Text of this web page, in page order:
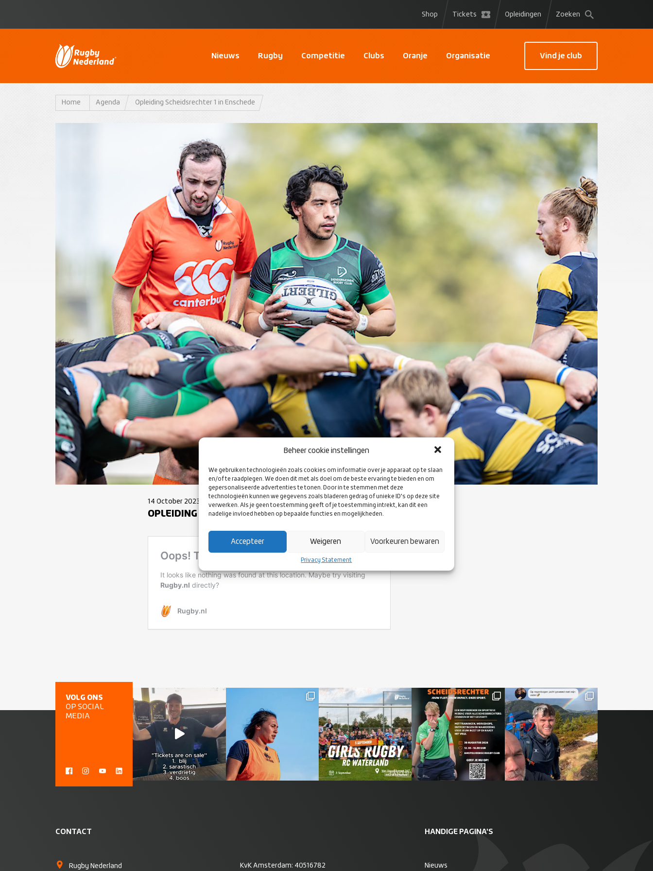
Beheer cookie instellingen
We gebruiken technologieën zoals cookies om informatie over je apparaat op te slaan
en/of te raadplegen. We doen dit met als doel om de beste ervaring te bieden en om
gepersonaliseerde advertenties te tonen. Door in te stemmen met deze
technologieën kunnen we gegevens zoals bladeren gedrag of unieke ID's op deze site
verwerken. Als je geen toestemming geeft of je toestemming intrekt, kan dit een
nadelige invloed hebben op bepaalde functies en mogelijkheden.
Accepteer Weigeren Voorkeuren bewaren
Privacy Statement
Shop Tickets Opleidingen Zoeken
Nieuws Rugby Competitie Clubs Oranje Organisatie Vind je club
Home Agenda Opleiding Scheidsrechter 1 in Enschede
14 October 2023
OPLEIDING SCHEIDSRECHTER 1 IN ENSCHEDE
VOLG ONS
OP SOCIAL
MEDIA
CONTACT
Rugby Nederland KvK Amsterdam: 40516782
HANDIGE PAGINA'S
Nieuws